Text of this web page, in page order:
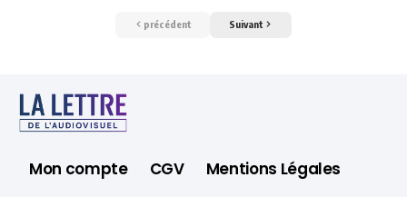
précédent Suivant
Mon compte CGV
Mentions Légales